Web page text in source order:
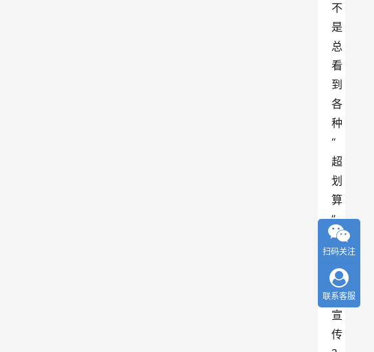
不
是
总
看
到
各
种
“
超
划
算
”
流
量
卡
的
宣
传
扫码关注
联系客服